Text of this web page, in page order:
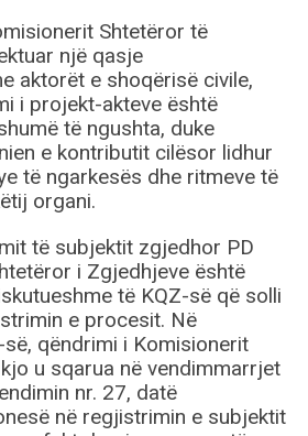
Shtetëror të
një qasje
aktorët e shoqërisë civile,
i projekt-akteve është
të ngushta, duke
e kontributit cilësor lidhur
të ngarkesës dhe ritmeve të
organi.
të subjektit zgjedhor PD
i Zgjedhjeve është
të KQZ-së që solli
e procesit. Në
qëndrimi i Komisionerit
u sqarua në vendimmarrjet
nr. 27, datë
në regjistrimin e subjektit